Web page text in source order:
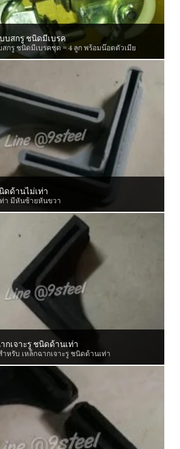
บสกรู ชนิดมีเบรค
กรู ชนิดมีเบรคชุด = 4 ลูก พร้อมน๊อตตัวเมีย
ดด้านไม่เท่า
า มีหันซ้ายหันขวา
กเจาะรู ชนิดด้านเท่า
หรับ เหล็กฉากเจาะรู ชนิดด้านเท่า